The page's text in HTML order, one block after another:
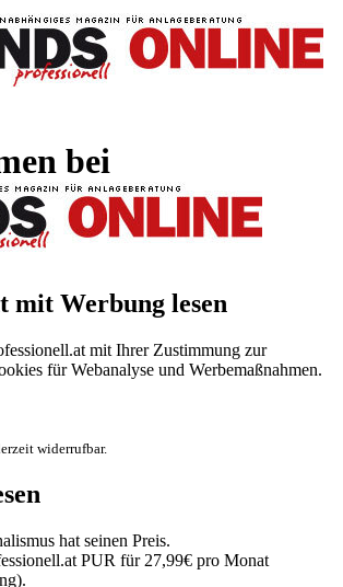
bei
mit Werbung lesen
mit Ihrer Zustimmung zur
für Webanalyse und Werbemaßnahmen.
widerrufbar.
hat seinen Preis.
PUR für 27,99€ pro Monat